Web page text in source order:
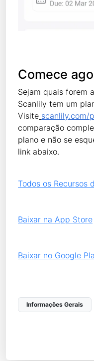
Comece
Sejam quais forem
Scanlily tem um
Visite scanlily.com/
comparação
plano e não se
link abaixo.
Todos os Recursos
Baixar na App Store
Baixar no Google
Informações Gerais